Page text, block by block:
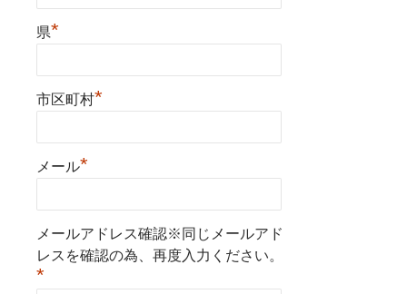
県*
市区町村*
メール*
メールアドレス確認※同じメールアド
レスを確認の為、再度入力ください。
*